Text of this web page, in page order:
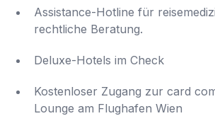
Assistance-Hotline für
rechtliche Beratung.
Deluxe-Hotels im Check
Kostenloser Zugang zur card
Lounge am Flughafen Wien